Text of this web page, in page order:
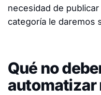
necesidad de
categoría le daremos
Qué no
automatizar